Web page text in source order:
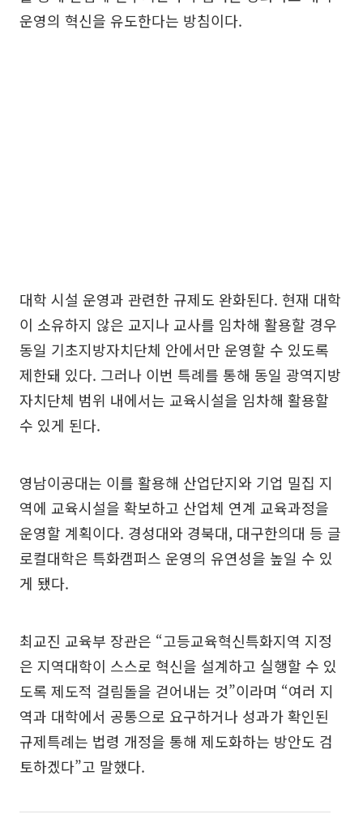
운영의 혁신을 유도한다는 방침이다.
대학 시설 운영과 관련한 규제도 완화된다. 현재 대학
이 소유하지 않은 교지나 교사를 임차해 활용할 경우
동일 기초지방자치단체 안에서만 운영할 수 있도록
제한돼 있다. 그러나 이번 특례를 통해 동일 광역지방
자치단체 범위 내에서는 교육시설을 임차해 활용할
수 있게 된다.
영남이공대는 이를 활용해 산업단지와 기업 밀집 지
역에 교육시설을 확보하고 산업체 연계 교육과정을
운영할 계획이다. 경성대와 경북대, 대구한의대 등 글
로컬대학은 특화캠퍼스 운영의 유연성을 높일 수 있
게 됐다.
최교진 교육부 장관은 “고등교육혁신특화지역 지정
은 지역대학이 스스로 혁신을 설계하고 실행할 수 있
도록 제도적 걸림돌을 걷어내는 것”이라며 “여러 지
역과 대학에서 공통으로 요구하거나 성과가 확인된
규제특례는 법령 개정을 통해 제도화하는 방안도 검
토하겠다”고 말했다.